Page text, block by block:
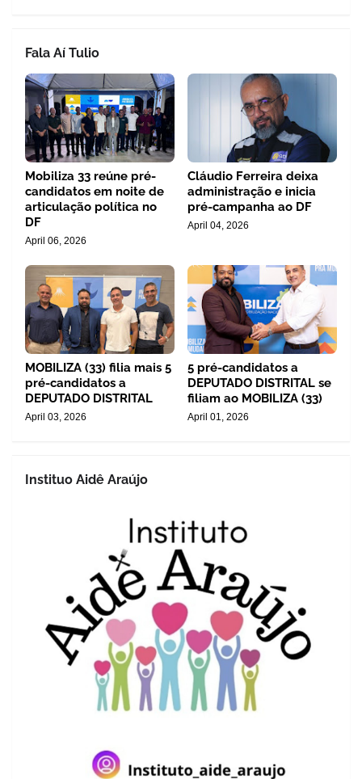
Fala Aí Tulio
Mobiliza 33 reúne pré-
candidatos em noite de
articulação política no
DF
April 06, 2026
Cláudio Ferreira deixa
administração e inicia
pré-campanha ao DF
April 04, 2026
MOBILIZA (33) filia mais 5
pré-candidatos a
DEPUTADO DISTRITAL
April 03, 2026
5 pré-candidatos a
DEPUTADO DISTRITAL se
filiam ao MOBILIZA (33)
April 01, 2026
Instituo Aidê Araújo